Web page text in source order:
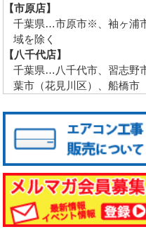
【市原店】
千葉県…市原市※、袖ヶ
域を除く
【八千代店】
千葉県…八千代市、習志野
葉市（花見川区）、船橋市